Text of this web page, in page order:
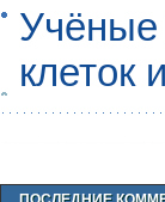
Учёные
клеток